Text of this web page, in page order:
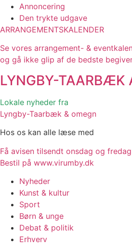
Annoncering
Den trykte udgave
ARRANGEMENTSKALENDER
Se vores arrangement- &
og gå ikke glip af de bedste
LYNGBY-TAARBÆK
Lokale nyheder fra
Lyngby-Taarbæk & omegn
Hos os kan alle læse med
Få avisen tilsendt onsdag og fredag
Bestil på www.virumby.dk
Nyheder
Kunst & kultur
Sport
Børn & unge
Debat & politik
Erhverv